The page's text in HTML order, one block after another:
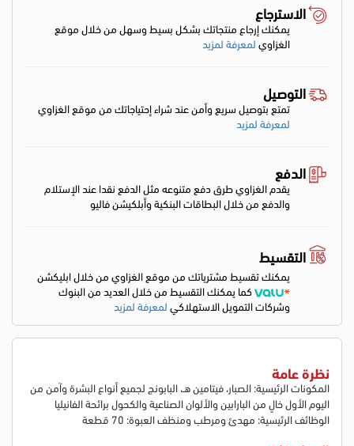
الاسترجاع
يمكنك إرجاع منتجاتك بشكل بسيط وسهل من خلال موقع
الغزاويلمعرفة لمزيد
التوصيل
تمتع بتوصيل سريع وأمن عند شراء إحتياجاتك من موقع الغزاوي
لمعرفة لمزيد
الدفع
يقدم الغزاوي طرق دفع متنوعه مثل الدفع نقدا عند الإستلام
والدفع من خلال البطاقات البنكية وأبلكيشن فاليو
التقسيط
يمكنك تقسيط مشترياتك من موقع الغزاوي من خلال ابليكشن
كما يمكنك التقسيط من خلال العديد من البنوك
وشركات التمويل الاستهلاكيلمعرفة لمزيد
نظرة عامة
المكونات الرئيسية: الصبار، فيتامين هـ، البابونج لجميع أنواع البشرة وآمن من
اليوم الأول خالٍ من البارابين والألوان الصناعية والكحول برائحة الفانيليا
الوظائف الرئيسية: مهدئ ومرطب ومنظف العبوة: 70 قطعة